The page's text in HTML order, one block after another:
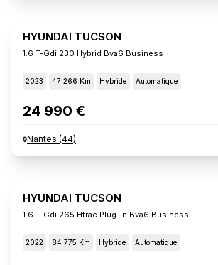
HYUNDAI TUCSON
1.6 T-Gdi 230 Hybrid Bva6 Business
2023 47 266 Km Hybride Automatique
24 990 €
Nantes (44)
HYUNDAI TUCSON
1.6 T-Gdi 265 Htrac Plug-In Bva6 Business
2022 84 775 Km Hybride Automatique